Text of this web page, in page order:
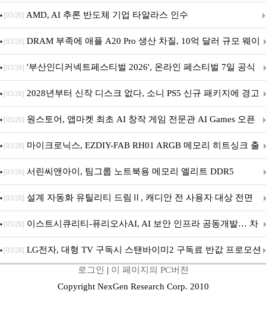
[03/28] AMD, AI 추론 반도체 기업 타알라스 인수
[03/28] DRAM 부족에 애플 A20 Pro 생산 차질, 10억 달러 규모 웨이
퍼 대기
[03/28] '부산인디커넥트페스티벌 2026', 온라인 페스티벌 7일 공식
개막... 22일간 진행
[03/28] 2028년부터 신작 디스크 없다, 소니 PS5 신규 패키지에 경고
문 추가
[03/28] 원스토어, 앱마켓 최초 AI 창작 게임 전문관 AI Games 오픈
[03/28] 마이크로닉스, EZDIY-FAB RH01 ARGB 메모리 히트싱크 출
시
[03/28] 서린씨앤아이, 팀그룹 노트북용 메모리 엘리트 DDR5
5600MHz 16GB 출시
[03/28] 설계 자동화 유틸리티 드림Ⅱ, 캐디안 전 사용자 대상 전면
무상 배포
[03/28] 이스트시큐리티-퓨리오사AI, AI 보안 인프라 공동개발… 차
세대 AI 보안 플랫폼 구축
[03/28] LG전자, 대형 TV 구독시 스탠바이미2 구독료 반값 프로모션
로그인 | 이 페이지의 PC버전
Copyright NexGen Research Corp. 2010